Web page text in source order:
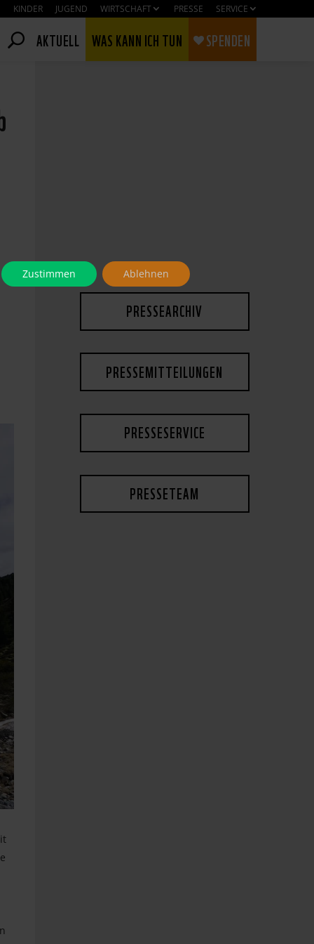
KINDER JUGEND WIRTSCHAFT PRESSE SERVICE
AKTUELL WAS KANN ICH TUN SPENDEN
PRESSEARCHIV
PRESSEMITTEILUNGEN
PRESSESERVICE
PRESSETEAM
Zustimmen Ablehnen